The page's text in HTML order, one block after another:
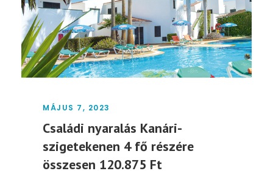
MÁJUS 7, 2023
Családi nyaralás Kanári-
szigetekenen 4 fő részére
összesen 120.875 Ft